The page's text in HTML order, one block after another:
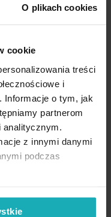
O plikach cookies
cookie
treści
i
Informacje o tym, jak
partnerom
z innymi danymi
podczas
błyszczące
z nadrukiem, w liście
poliesterzakupem
opinie tutaj.